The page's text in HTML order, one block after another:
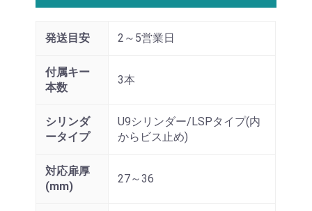
発送目安 2～5営業日
付属キー
本数
3本
シリンダ
ータイプ
U9シリンダー/LSPタイプ(内
からビス止め)
対応扉厚
(mm)
27～36